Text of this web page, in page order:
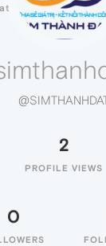
2
PROFILE VIEWS
0